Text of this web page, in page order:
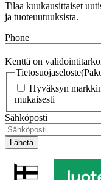
Tilaa kuukausittaiset
ja tuoteuutuuksista.
Phone
Kenttä on
Tietosuojaseloste
Hyväksyn
mukaisesti
Sähköposti